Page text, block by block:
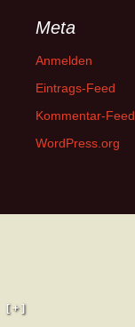
Meta
Anmelden
Eintrags-Feed
Kommentar-Feed
WordPress.org
[ + ]